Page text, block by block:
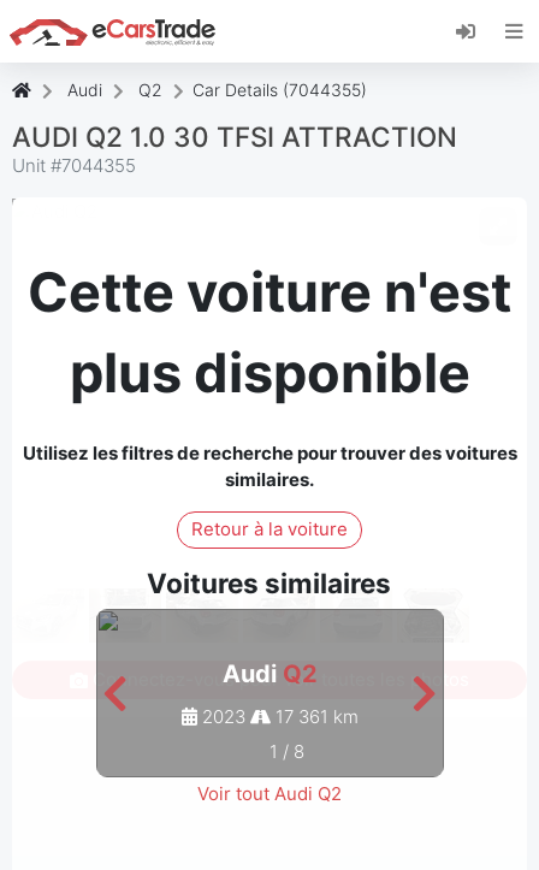
Installez l'application web eCarsTrade, ajoutez-
la à votre écran d'accueil et recevez des mises
Audi Q2 Car Details (7044355)
AUDI Q2 1.0 30 TFSI ATTRACTION
Unit #7044355
Cette voiture n'est
plus disponible
Utilisez les filtres de recherche pour trouver des voitures
similaires.
Retour à la voiture
Voitures similaires
Audi Q2
2023
17 361 km
1 / 8
Voir tout Audi Q2
Connectez-vous pour voir toutes les photos